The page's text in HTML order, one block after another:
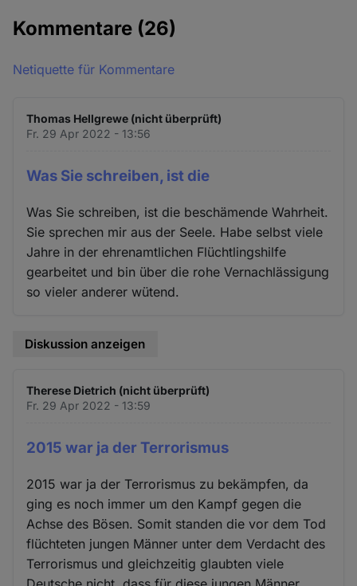
Kommentare (26)
Netiquette für Kommentare
Thomas Hellgrewe (nicht überprüft)
Fr. 29 Apr 2022 - 13:56
Was Sie schreiben, ist die
Was Sie schreiben, ist die beschämende Wahrheit.
Sie sprechen mir aus der Seele. Habe selbst viele
Jahre in der ehrenamtlichen Flüchtlingshilfe
gearbeitet und bin über die rohe Vernachlässigung
so vieler anderer wütend.
Diskussion anzeigen
Therese Dietrich (nicht überprüft)
Fr. 29 Apr 2022 - 13:59
2015 war ja der Terrorismus
2015 war ja der Terrorismus zu bekämpfen, da
ging es noch immer um den Kampf gegen die
Achse des Bösen. Somit standen die vor dem Tod
flüchteten jungen Männer unter dem Verdacht des
Terrorismus und gleichzeitig glaubten viele